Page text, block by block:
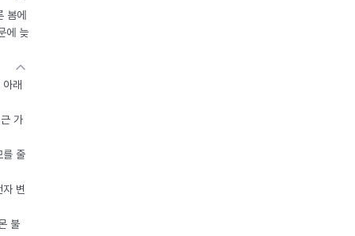
봄에
에 늦
래
가
를 줄
변
불